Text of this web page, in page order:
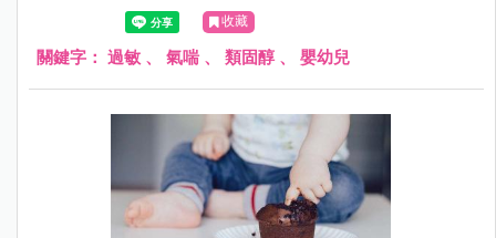
收藏
關鍵字： 過敏 、 氣喘、 類固醇、 嬰幼兒